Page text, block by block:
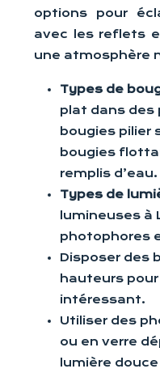
options pour
avec les reflets
une atmosphère
Types de
plat dans des
bougies pilier
bougies
remplis d’eau.
Types de
lumineuses à
photophores
Disposer des
hauteurs
intéressant.
Utiliser des
ou en verre
lumière